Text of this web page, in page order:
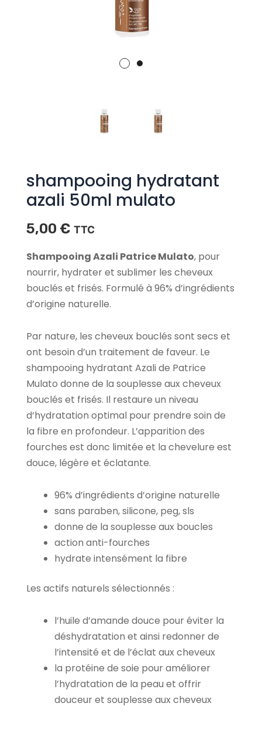
shampooing hydratant
azali 50ml mulato
5,00 € TTC
Shampooing Azali Patrice Mulato, pour
nourrir, hydrater et sublimer les cheveux
bouclés et frisés. Formulé à 96% d’ingrédients
d’origine naturelle.
Par nature, les cheveux bouclés sont secs et
ont besoin d’un traitement de faveur. Le
shampooing hydratant Azali de Patrice
Mulato donne de la souplesse aux cheveux
bouclés et frisés. Il restaure un niveau
d’hydratation optimal pour prendre soin de
la fibre en profondeur. L’apparition des
fourches est donc limitée et la chevelure est
douce, légère et éclatante.
96% d’ingrédients d’origine naturelle
sans paraben, silicone, peg, sls
donne de la souplesse aux boucles
action anti-fourches
hydrate intensément la fibre
Les actifs naturels sélectionnés :
l’huile d’amande douce pour éviter la
déshydratation et ainsi redonner de
l’intensité et de l’éclat aux cheveux
la protéine de soie pour améliorer
l’hydratation de la peau et offrir
douceur et souplesse aux cheveux